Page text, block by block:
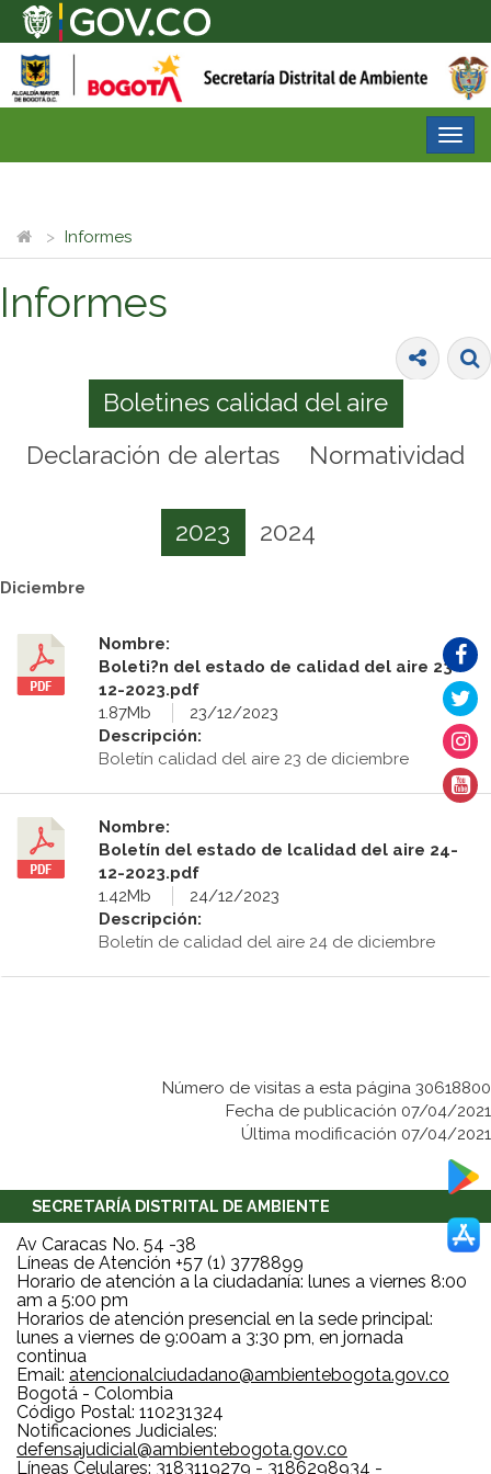
Informes
Informes
Boletines calidad del aire
Declaración de alertas
Normatividad
2023 2024
Diciembre
Nombre:
Boleti?n del estado de calidad del aire 23-
12-2023.pdf
1.87Mb
23/12/2023
Descripción:
Boletín calidad del aire 23 de diciembre
Nombre:
Boletín del estado de lcalidad del aire 24-
12-2023.pdf
1.42Mb
24/12/2023
Descripción:
Boletín de calidad del aire 24 de diciembre
Número de visitas a esta página 30618800
Fecha de publicación 07/04/2021
Última modificación 07/04/2021
SECRETARÍA DISTRITAL DE AMBIENTE
Av Caracas No. 54 -38
Líneas de Atención +57 (1) 3778899
Horario de atención a la ciudadanía: lunes a viernes 8:00
am a 5:00 pm
Horarios de atención presencial en la sede principal:
lunes a viernes de 9:00am a 3:30 pm, en jornada
continua
Email: atencionalciudadano@ambientebogota.gov.co
Bogotá - Colombia
Código Postal: 110231324
Notificaciones Judiciales:
defensajudicial@ambientebogota.gov.co
Líneas Celulares: 3183119279 - 3186298934 -